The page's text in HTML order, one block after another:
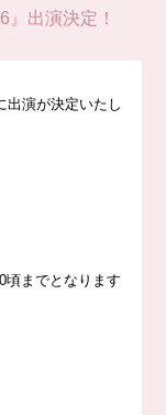
出演決定！
出演が決定いたし
までとなります